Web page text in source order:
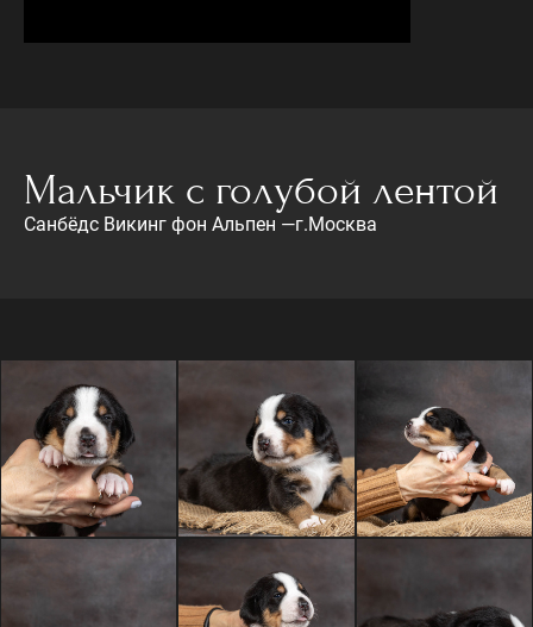
Мальчик с голубой лентой
Санбёдс Викинг фон Альпен —г.Москва